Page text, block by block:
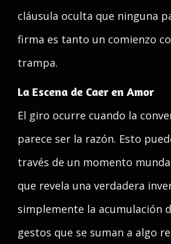
cláusula oculta que ninguna
firma es tanto un comienzo
trampa.
La Escena de Caer en Amor
El giro ocurre cuando la
parece ser la razón. Esto
través de un momento
que revela una verdadera
simplemente la acumulación
gestos que se suman a algo